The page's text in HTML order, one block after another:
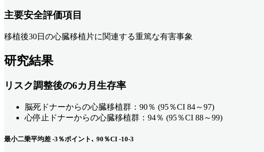
主要安全評価項目
移植後30日の心臓移植片に関連する重篤な有害事象
研究結果
リスク調整後の6カ月生存率
脳死ドナーからの心臓移植群：90％ (95％CI 84～97)
心停止ドナーからの心臓移植群：94％ (95％CI 88～99)
最小二乗平均差 -3％ポイント､ 90％CI -10-3